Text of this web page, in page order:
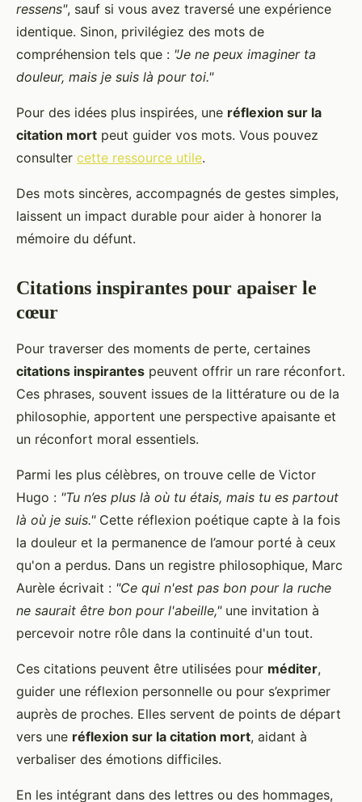
ressens", sauf si vous avez traversé une expérience
identique. Sinon, privilégiez des mots de
compréhension tels que : "Je ne peux imaginer ta
douleur, mais je suis là pour toi."
Pour des idées plus inspirées, une réflexion sur la
citation mort peut guider vos mots. Vous pouvez
consulter cette ressource utile.
Des mots sincères, accompagnés de gestes simples,
laissent un impact durable pour aider à honorer la
mémoire du défunt.
Citations inspirantes pour apaiser le
cœur
Pour traverser des moments de perte, certaines
citations inspirantes peuvent offrir un rare réconfort.
Ces phrases, souvent issues de la littérature ou de la
philosophie, apportent une perspective apaisante et
un réconfort moral essentiels.
Parmi les plus célèbres, on trouve celle de Victor
Hugo : "Tu n’es plus là où tu étais, mais tu es partout
là où je suis."Cette réflexion poétique capte à la fois
la douleur et la permanence de l’amour porté à ceux
qu'on a perdus. Dans un registre philosophique, Marc
Aurèle écrivait : "Ce qui n'est pas bon pour la ruche
ne saurait être bon pour l'abeille,"une invitation à
percevoir notre rôle dans la continuité d'un tout.
Ces citations peuvent être utilisées pour méditer,
guider une réflexion personnelle ou pour s’exprimer
auprès de proches. Elles servent de points de départ
vers une réflexion sur la citation mort, aidant à
verbaliser des émotions difficiles.
En les intégrant dans des lettres ou des hommages,